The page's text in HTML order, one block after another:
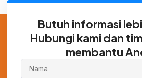
Butuh informasi
Hubungi kami dan
membantu